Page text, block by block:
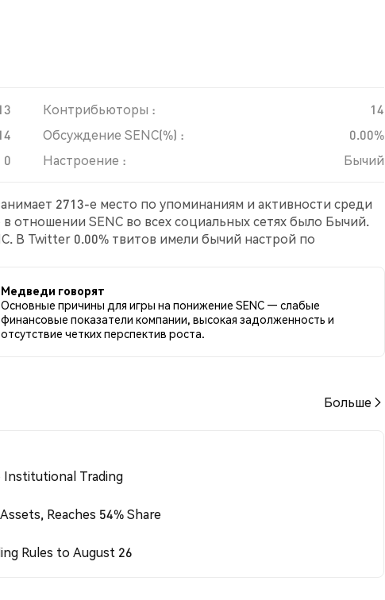
Контрибьюторы :
14
Обсуждение SENC(%) :
0.00%
0 Настроение : Бычий
2713-е место по упоминаниям и активности среди
отношении SENC во всех социальных сетях было Бычий.
В Twitter 0.00% твитов имели бычий настрой по
Медведи говорят
Основные причины для игры на понижение SENC — слабые
финансовые показатели компании, высокая задолженность и
отсутствие четких перспектив роста.
Больше
Institutional Trading
Reaches 54% Share
Rules to August 26